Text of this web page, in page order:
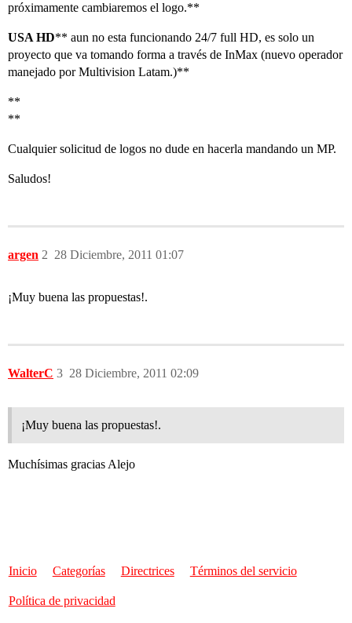
próximamente cambiaremos el logo.**
USA HD** aun no esta funcionando 24/7 full HD, es solo un
proyecto que va tomando forma a través de InMax (nuevo operador
manejado por Multivision Latam.)**
**
**
Cualquier solicitud de logos no dude en hacerla mandando un MP.
Saludos!
argen 28 Diciembre, 2011 01:07
2
¡Muy buena las propuestas!.
WalterC 28 Diciembre, 2011 02:09
3
¡Muy buena las propuestas!.
Muchísimas gracias Alejo
Inicio Categorías Directrices Términos del servicio
Política de privacidad